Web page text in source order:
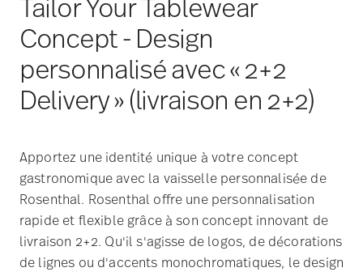
Apportez une identité unique à votre concept
gastronomique avec la vaisselle personnalisée de
Rosenthal. Rosenthal offre une personnalisation
rapide et flexible grâce à son concept innovant de
de lignes ou d'accents monochromatiques, le design
souhaité peut être visualisé en2 jours, échantillonné
en2 semaineset entièrement produit en2 mois.
Choisissez parmi une large gamme de couleurs, de
placements et de finitions dans les principales
collections HoReCa telles que Aida, Epoque,